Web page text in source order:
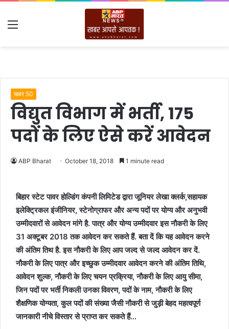
Menu
खबर 50
विद्युत विभाग में भर्ती, 175
पदों के लिए ऐसे करें आवेदन
ABP Bharat October 18, 2018 1 minute read
बिहार स्टेट पावर होल्डिंग कंपनी लिमिटेड द्वारा जूनियर लेखा क्लर्क,सहायक
इलेक्ट्रिकल इंजीनियर, स्टेनोग्राफर और अन्य पदों पर योग्य और अनुभवी
उम्मीदवारों से आवेदन मांगे है. पात्र और योग्य उम्मीदवार इस नौकरी के लिए
31 अक्टूबर 2018 तक आवेदन कर सकते हैं. बता दें कि यह आवेदन करने
की अंतिम तिथ है. इस नौकरी के लिए आप जल्द से जल्द आवेदन कर दें.
नौकरी के लिए पात्र और इच्छुक उम्मीदवार आवेदन करने की अंतिम तिथि,
आवेदन शुल्क, नौकरी के लिए चयन प्रक्रिया, नौकरी के लिए आयु सीमा,
जिन पदों पर भर्ती निकली उनका विवरण, पदों के नाम, नौकरी के लिए
शैक्षणिक योग्यता, कुल पदों की संख्या जैसी नौकरी से जुड़ी बेहद महत्वपूर्ण
जानकारी नीचे विस्तार से प्राप्त कर सकते हैं…